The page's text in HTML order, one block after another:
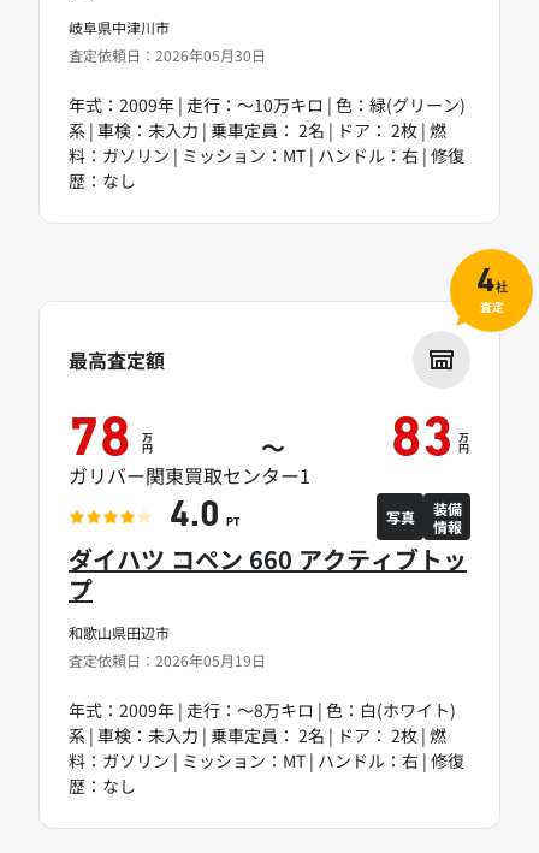
岐阜県中津川市
査定依頼日：2026年05月30日
年式：2009年 | 走行：～10万キロ | 色：緑(グリーン)
系 | 車検：未入力 | 乗車定員： 2名 | ドア： 2枚 | 燃
料：ガソリン | ミッション：MT | ハンドル：右 | 修復
歴：なし
和歌山県田辺市
査定依頼日：2026年05月19日
ダイハツ コペン 660 アクティブトッ
プ
年式：2009年 | 走行：～8万キロ | 色：白(ホワイト)
系 | 車検：未入力 | 乗車定員： 2名 | ドア： 2枚 | 燃
料：ガソリン | ミッション：MT | ハンドル：右 | 修復
歴：なし
最高査定額
78 万
円 ～ 83 万
円
ガリバー関東買取センター1
4.0 PT 写真
装備
情報
4社
査定